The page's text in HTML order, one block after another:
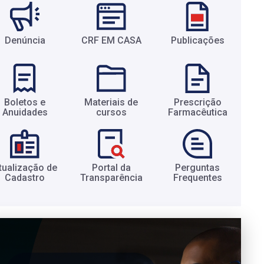
Denúncia CRF EM CASA Publicações
Boletos e
Anuidades​
Materiais de
cursos​
Prescrição
Farmacêutica​
de
Cadastro​
Portal da
Transparência​
Perguntas
Frequentes​